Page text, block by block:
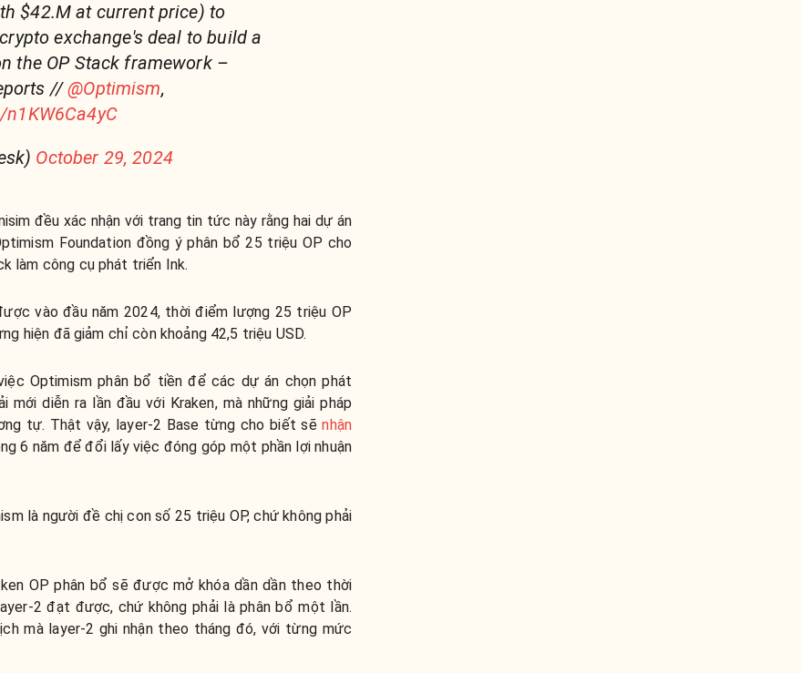
$42.M at current price) to
exchange's deal to build a
the OP Stack framework –
//@Optimism,
October 29, 2024
đều xác nhận với trang tin tức này rằng hai dự án
Foundation đồng ý phân bổ 25 triệu OP cho
làm công cụ phát triển Ink.
vào đầu năm 2024, thời điểm lượng 25 triệu OP
hiện đã giảm chỉ còn khoảng 42,5 triệu USD.
Optimism phân bổ tiền để các dự án chọn phát
diễn ra lần đầu với Kraken, mà những giải pháp
tự. Thật vậy, layer-2 Base từng cho biết sẽnhận
6 năm để đổi lấy việc đóng góp một phần lợi nhuận
là người đề chị con số 25 triệu OP, chứ không phải
OP phân bổ sẽ được mở khóa dần dần theo thời
2 đạt được, chứ không phải là phân bổ một lần.
mà layer-2 ghi nhận theo tháng đó, với từng mức